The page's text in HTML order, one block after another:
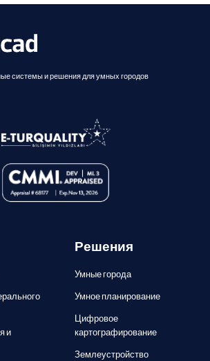
системы и решения для умных городов
и
Решения
Умные города
Умное планирование
Цифровое
картографирование
Землеустройство